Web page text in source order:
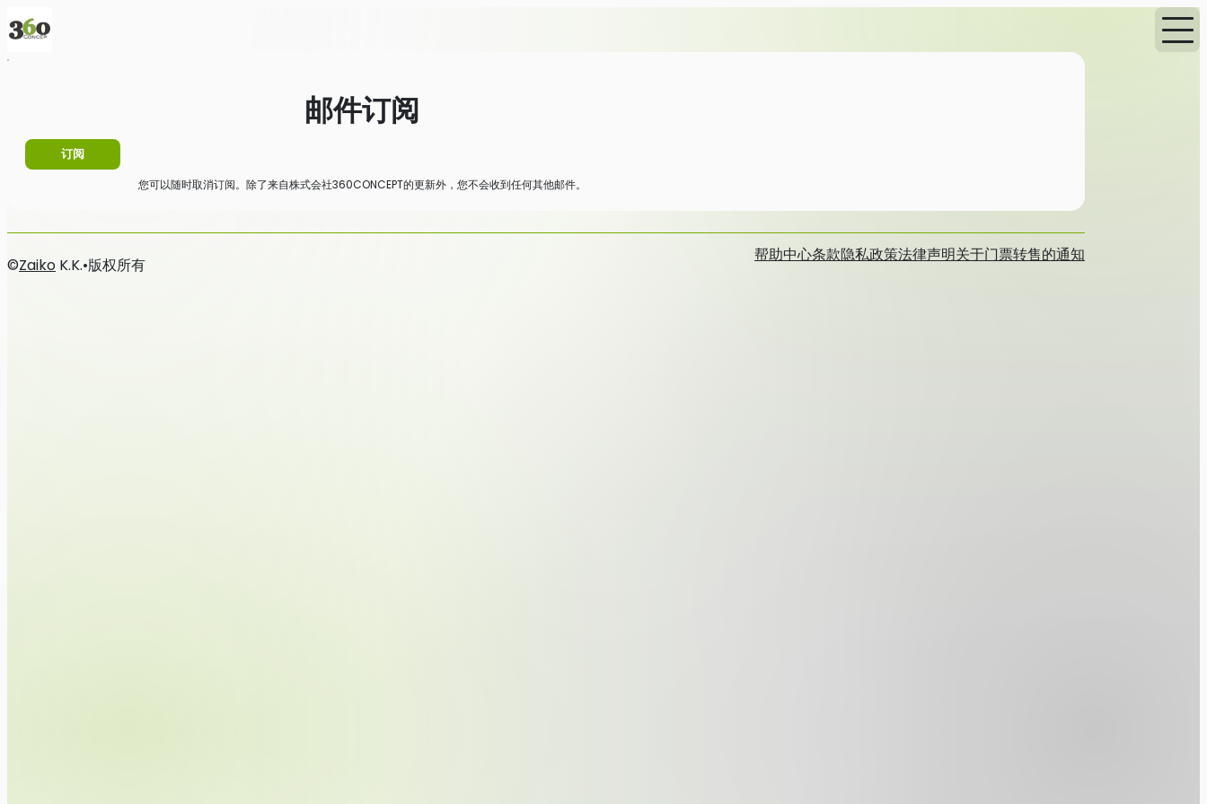
首页
邮件订阅
订阅
您可以随时取消订阅。除了来自株式会社360CONCEPT的更新外，您不会收到任何其他邮件。
帮助中心条款隐私政策法律声明关于门票转售的通知
©Zaiko K.K.•版权所有